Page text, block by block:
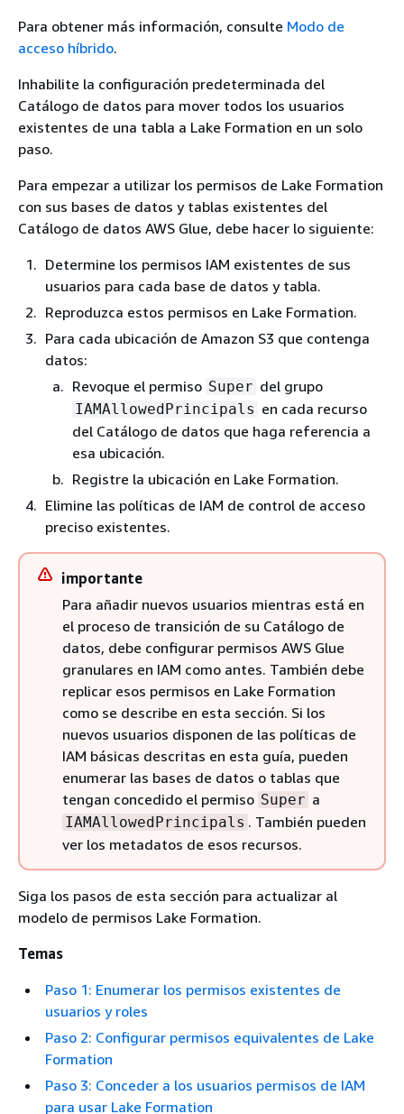
Para obtener más información, consulte Modo de
acceso híbrido.
Inhabilite la configuración predeterminada del
Catálogo de datos para mover todos los usuarios
existentes de una tabla a Lake Formation en un solo
paso.
Para empezar a utilizar los permisos de Lake Formation
con sus bases de datos y tablas existentes del
Catálogo de datos AWS Glue, debe hacer lo siguiente:
Determine los permisos IAM existentes de sus
usuarios para cada base de datos y tabla.
Reproduzca estos permisos en Lake Formation.
Para cada ubicación de Amazon S3 que contenga
datos:
Revoque el permiso Super del grupo
IAMAllowedPrincipals en cada recurso
del Catálogo de datos que haga referencia a
esa ubicación.
Registre la ubicación en Lake Formation.
Elimine las políticas de IAM de control de acceso
preciso existentes.
importante
Para añadir nuevos usuarios mientras está en
el proceso de transición de su Catálogo de
datos, debe configurar permisos AWS Glue
granulares en IAM como antes. También debe
replicar esos permisos en Lake Formation
como se describe en esta sección. Si los
nuevos usuarios disponen de las políticas de
IAM básicas descritas en esta guía, pueden
enumerar las bases de datos o tablas que
tengan concedido el permiso Super a
IAMAllowedPrincipals . También pueden
ver los metadatos de esos recursos.
Siga los pasos de esta sección para actualizar al
modelo de permisos Lake Formation.
Temas
Paso 1: Enumerar los permisos existentes de
usuarios y roles
Paso 2: Configurar permisos equivalentes de Lake
Formation
Paso 3: Conceder a los usuarios permisos de IAM
para usar Lake Formation